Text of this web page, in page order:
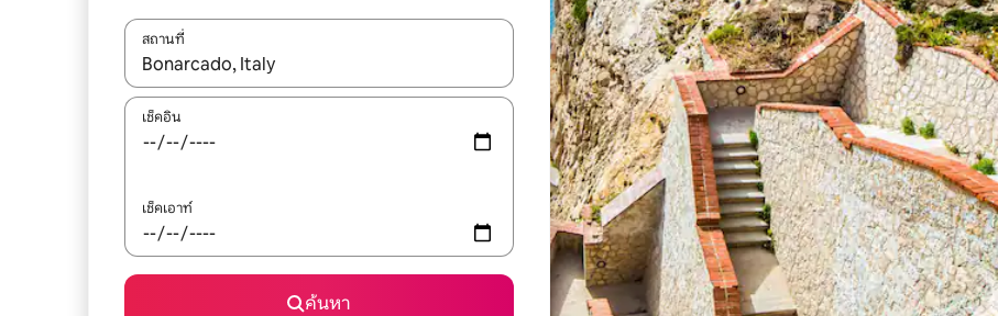
สถานที่
ใช้ลูกศรขึ้นลง หรือใช้การสัมผัสหรือปัด เพื่อสำรวจผลการค้นหา
เช็คอิน
เช็คเอาท์
ค้นหา